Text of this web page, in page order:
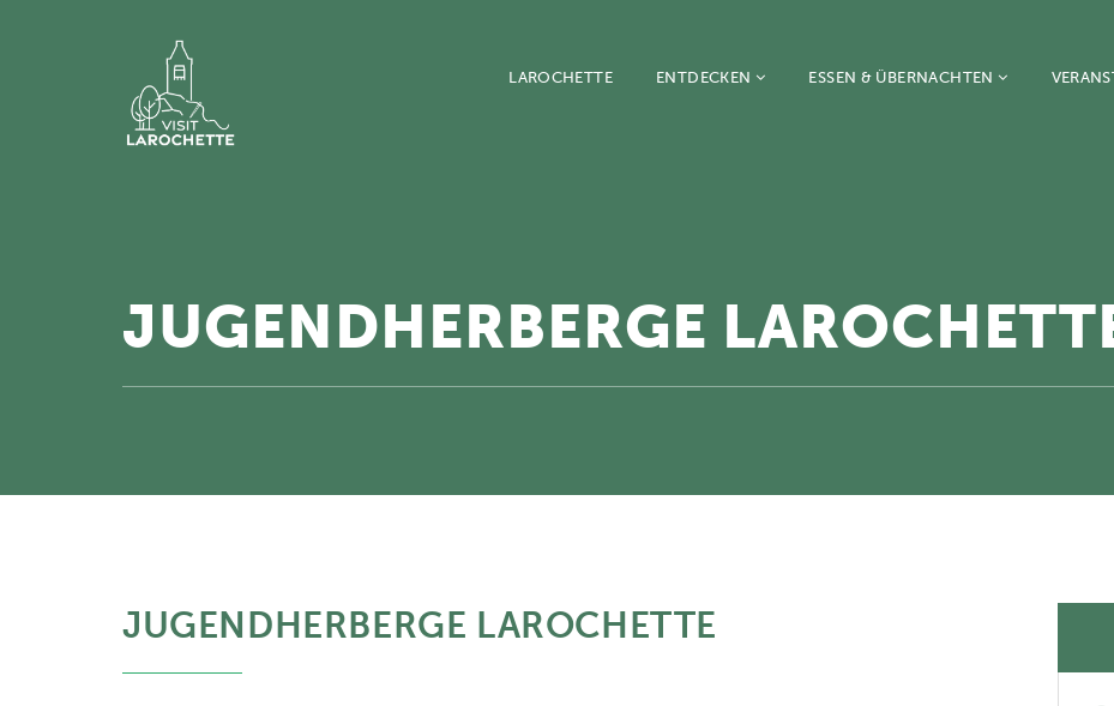
LAROCHETTE ENTDECKEN ESSEN & ÜBERNACHTEN
JUGENDHERBERGE
JUGENDHERBERGE LAROCHETTE